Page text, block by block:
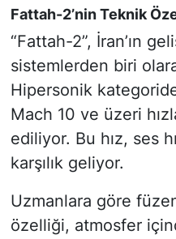
Fattah-2’nin Teknik
“Fattah-2”, İran’ın
sistemlerden biri
Hipersonik
Mach 10 ve üzeri
ediliyor. Bu hız, ses
karşılık geliyor.
Uzmanlara göre
özelliği, atmosfer